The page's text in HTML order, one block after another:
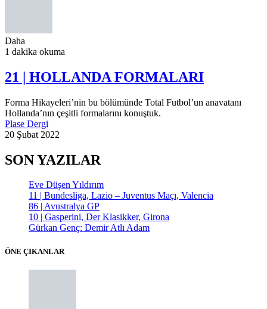
Daha
1 dakika okuma
21 | HOLLANDA FORMALARI
Forma Hikayeleri’nin bu bölümünde Total Futbol’un anavatanı
Hollanda’nın çeşitli formalarını konuştuk.
Plase Dergi
20 Şubat 2022
SON YAZILAR
Eve Düşen Yıldırım
11 | Bundesliga, Lazio – Juventus Maçı, Valencia
86 | Avustralya GP
10 | Gasperini, Der Klasikker, Girona
Gürkan Genç: Demir Atlı Adam
ÖNE ÇIKANLAR